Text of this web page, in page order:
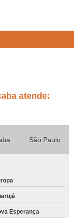
atende:
São Paulo
Esperança